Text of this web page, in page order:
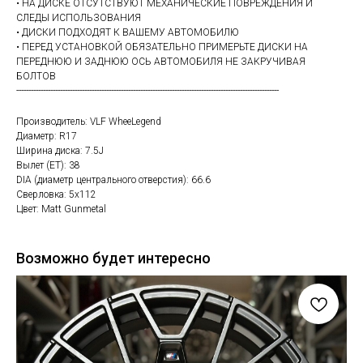
• НА ДИСКЕ ОТСУТСТВУЮТ МЕХАНИЧЕСКИЕ ПОВРЕЖДЕНИЯ И
СЛЕДЫ ИСПОЛЬЗОВАНИЯ
• ДИСКИ ПОДХОДЯТ К ВАШЕМУ АВТОМОБИЛЮ
• ПЕРЕД УСТАНОВКОЙ ОБЯЗАТЕЛЬНО ПРИМЕРЬТЕ ДИСКИ НА
ПЕРЕДНЮЮ И ЗАДНЮЮ ОСЬ АВТОМОБИЛЯ НЕ ЗАКРУЧИВАЯ
БОЛТОВ
------------------------------------------------------------------------------------------------------------
Производитель: VLF WheeLegend
Диаметр: R17
Ширина диска: 7.5J
Вылет (ET): 38
DIA (диаметр центрального отверстия): 66.6
Сверловка: 5х112
Цвет: Matt Gunmetal
Возможно будет интересно